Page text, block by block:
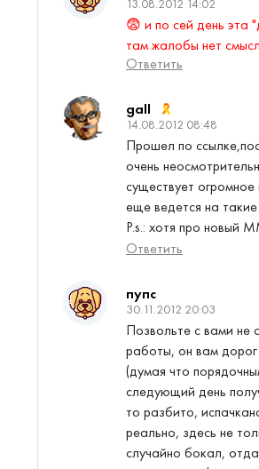
13.08.2012 14:02
😨 и по сей день эта
там жалобы нет
Ответить
gall
14.08.2012 08:48
Прошел по
очень
существует
еще ведется на
P.s.: хотя про новый
Ответить
пупс
30.11.2012 20:03
Позвольте с вами не
работы, он вам
(думая что
следующий день
то разбито,
реально, здесь не
случайно бокал,